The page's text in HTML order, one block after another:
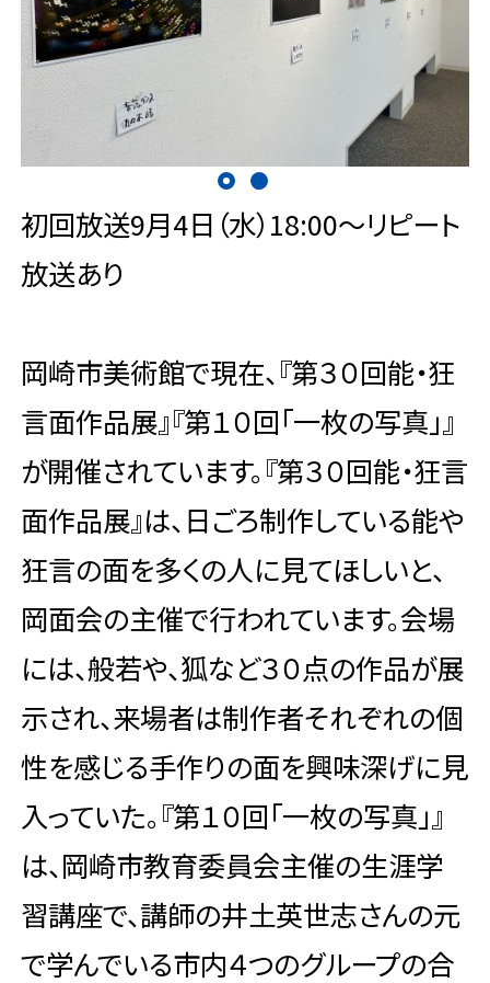
初回放送9月4日（水）18:00～リピート
放送あり
岡崎市美術館で現在、『第３０回能・狂
言面作品展』『第１０回「一枚の写真」』
が開催されています。『第３０回能・狂言
面作品展』は、日ごろ制作している能や
狂言の面を多くの人に見てほしいと、
岡面会の主催で行われています。会場
には、般若や、狐など３０点の作品が展
示され、来場者は制作者それぞれの個
性を感じる手作りの面を興味深げに見
入っていた。『第１０回「一枚の写真」』
は、岡崎市教育委員会主催の生涯学
習講座で、講師の井土英世志さんの元
で学んでいる市内４つのグループの合